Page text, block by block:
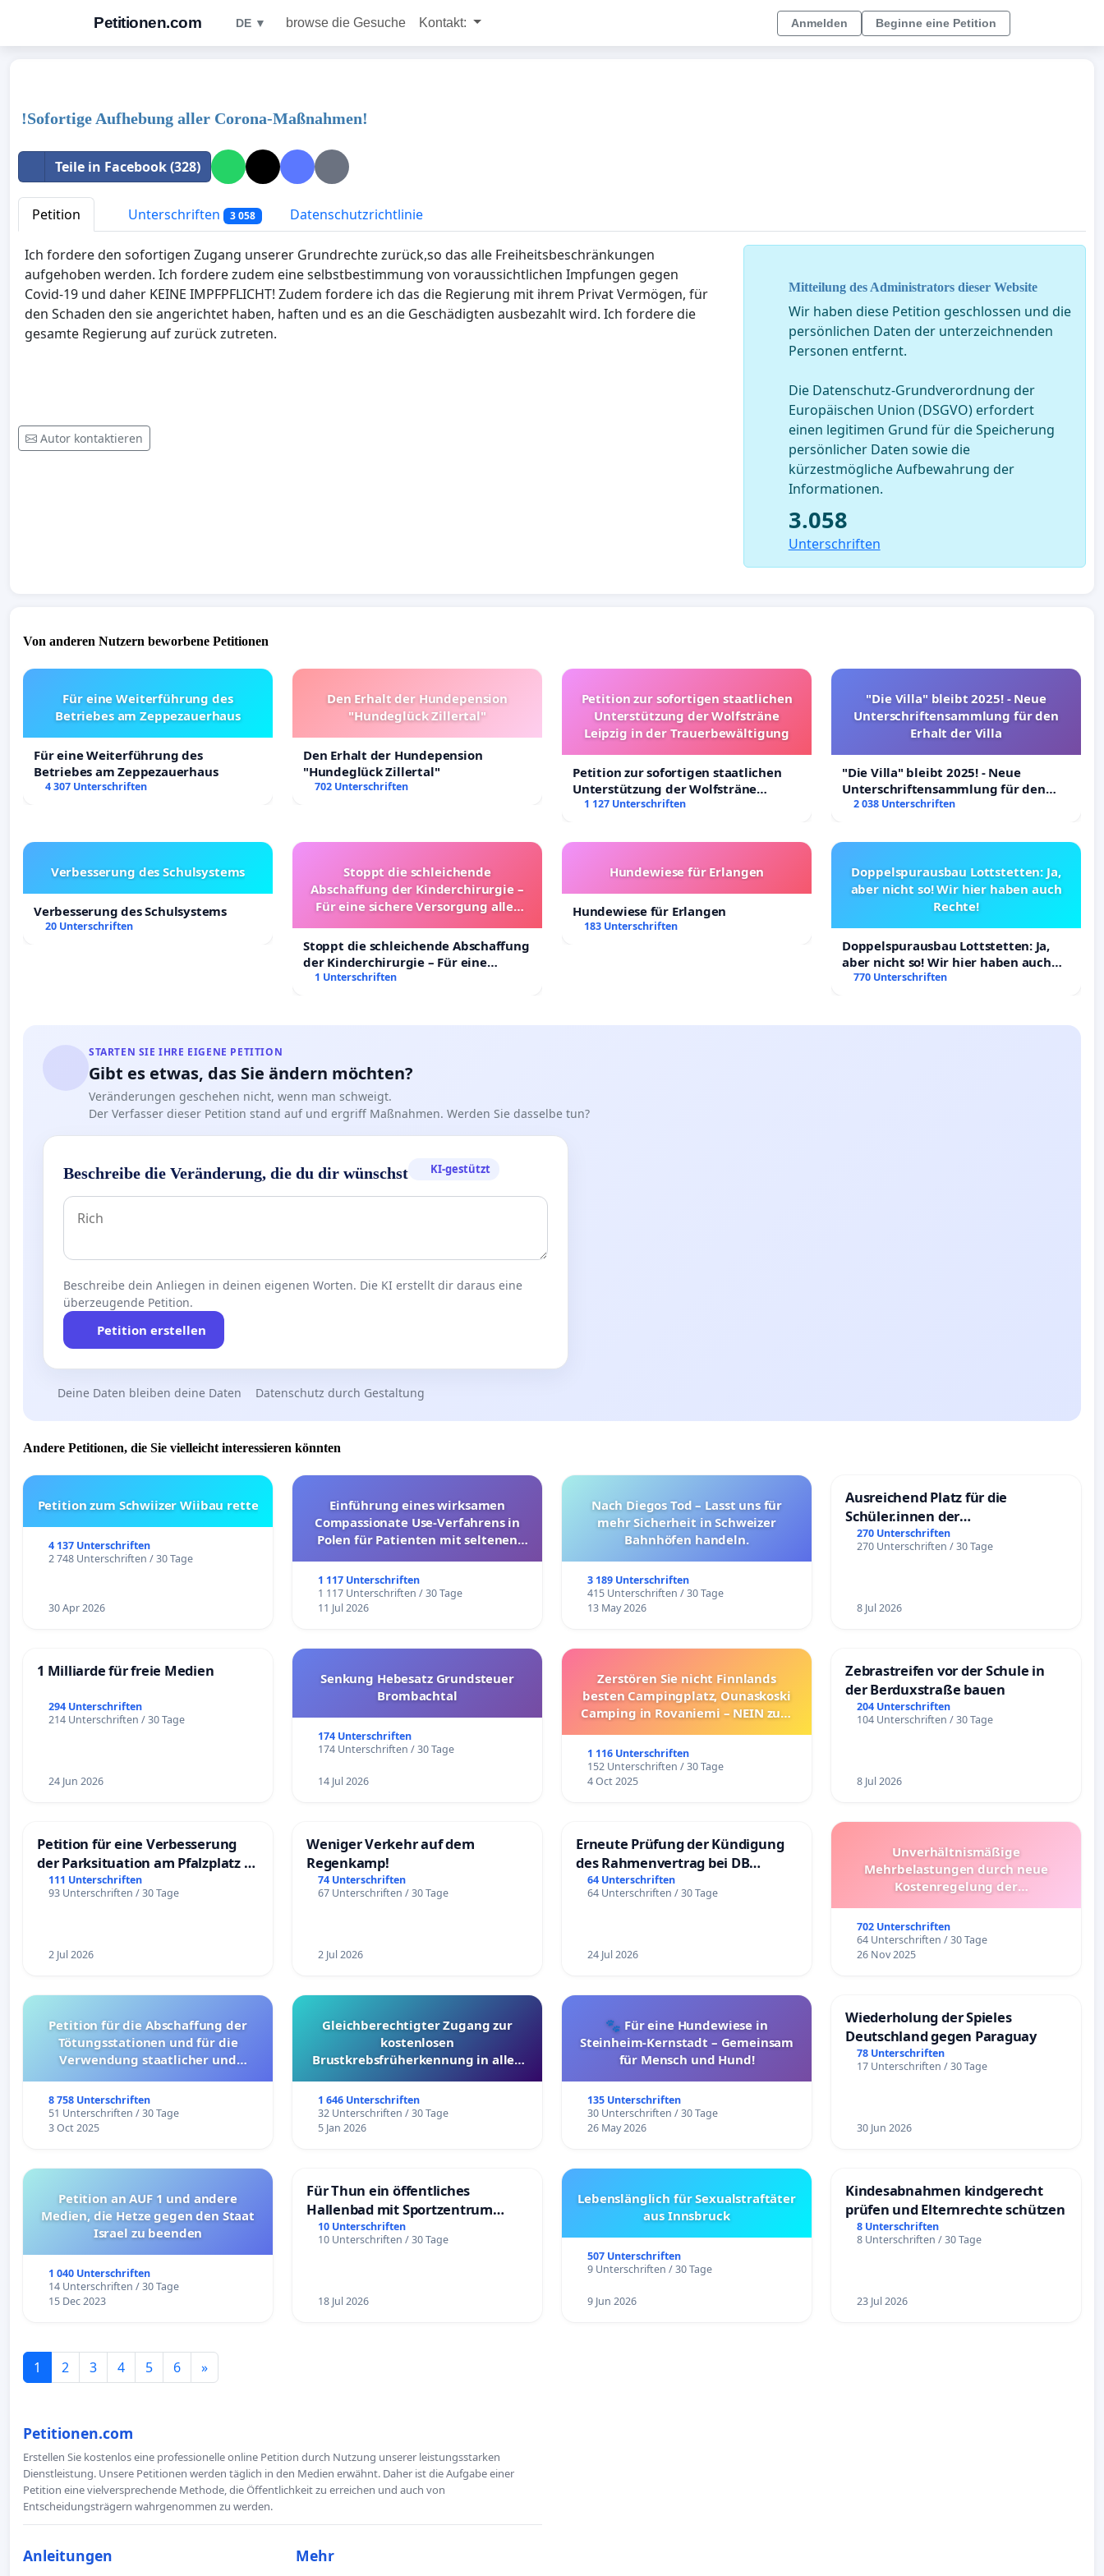
Petitionen.com DE ▼ browse die Gesuche Kontakt: Anmelden Beginne eine Petition
!Sofortige Aufhebung aller Corona-Maßnahmen!
Teile in Facebook (328)
Petition Unterschriften 3 058 Datenschutzrichtlinie
Ich fordere den sofortigen Zugang unserer Grundrechte zurück,so das alle Freiheitsbeschränkungen
aufgehoben werden. Ich fordere zudem eine selbstbestimmung von voraussichtlichen Impfungen gegen
Covid-19 und daher KEINE IMPFPFLICHT! Zudem fordere ich das die Regierung mit ihrem Privat Vermögen, für
den Schaden den sie angerichtet haben, haften und es an die Geschädigten ausbezahlt wird. Ich fordere die
gesamte Regierung auf zurück zutreten.
Autor kontaktieren
Mitteilung des Administrators dieser Website
Wir haben diese Petition geschlossen und die
persönlichen Daten der unterzeichnenden
Personen entfernt.
Die Datenschutz-Grundverordnung der
Europäischen Union (DSGVO) erfordert
einen legitimen Grund für die Speicherung
persönlicher Daten sowie die
kürzestmögliche Aufbewahrung der
Informationen.
3.058
Unterschriften
Von anderen Nutzern beworbene Petitionen
Für eine Weiterführung des
Betriebes am Zeppezauerhaus
Für eine Weiterführung des
Betriebes am Zeppezauerhaus
4 307 Unterschriften
Den Erhalt der Hundepension
"Hundeglück Zillertal"
Den Erhalt der Hundepension
"Hundeglück Zillertal"
702 Unterschriften
Petition zur sofortigen staatlichen
Unterstützung der Wolfsträne
Leipzig in der Trauerbewältigung
Petition zur sofortigen staatlichen
Unterstützung der Wolfsträne
Leipzig in der Trauerbewältigung
1 127 Unterschriften
"Die Villa" bleibt 2025! - Neue
Unterschriftensammlung für den
Erhalt der Villa
"Die Villa" bleibt 2025! - Neue
Unterschriftensammlung für den
Erhalt der Villa
2 038 Unterschriften
Verbesserung des Schulsystems
Verbesserung des Schulsystems
20 Unterschriften
Stoppt die schleichende
Abschaffung der Kinderchirurgie –
Für eine sichere Versorgung aller
Stoppt die schleichende Abschaffung
der Kinderchirurgie – Für eine
sichere Versorgung aller Kinder in
1 Unterschriften
Hundewiese für Erlangen
Hundewiese für Erlangen
183 Unterschriften
Doppelspurausbau Lottstetten: Ja,
aber nicht so! Wir hier haben auch
Rechte!
Doppelspurausbau Lottstetten: Ja,
aber nicht so! Wir hier haben auch
Rechte!
770 Unterschriften
STARTEN SIE IHRE EIGENE PETITION
Gibt es etwas, das Sie ändern möchten?
Veränderungen geschehen nicht, wenn man schweigt.
Der Verfasser dieser Petition stand auf und ergriff Maßnahmen. Werden Sie dasselbe tun?
Beschreibe die Veränderung, die du dir wünschst KI-gestützt
Beschreibe dein Anliegen in deinen eigenen Worten. Die KI erstellt dir daraus eine
überzeugende Petition.
Petition erstellen
Deine Daten bleiben deine Daten Datenschutz durch Gestaltung
Andere Petitionen, die Sie vielleicht interessieren könnten
Petition zum Schwiizer Wiibau rette
4 137 Unterschriften
2 748 Unterschriften / 30 Tage
30 Apr 2026
Einführung eines wirksamen
Compassionate Use-Verfahrens in
Polen für Patienten mit seltenen
1 117 Unterschriften
1 117 Unterschriften / 30 Tage
11 Jul 2026
Nach Diegos Tod – Lasst uns für
mehr Sicherheit in Schweizer
Bahnhöfen handeln.
3 189 Unterschriften
415 Unterschriften / 30 Tage
13 May 2026
Ausreichend Platz für die
Schüler.innen der
Schönbergschule
270 Unterschriften
270 Unterschriften / 30 Tage
8 Jul 2026
1 Milliarde für freie Medien
294 Unterschriften
214 Unterschriften / 30 Tage
24 Jun 2026
Senkung Hebesatz Grundsteuer
Brombachtal
174 Unterschriften
174 Unterschriften / 30 Tage
14 Jul 2026
Zerstören Sie nicht Finnlands
besten Campingplatz, Ounaskoski
Camping in Rovaniemi – NEIN zum
1 116 Unterschriften
152 Unterschriften / 30 Tage
4 Oct 2025
Zebrastreifen vor der Schule in
der Berduxstraße bauen
204 Unterschriften
104 Unterschriften / 30 Tage
8 Jul 2026
Petition für eine Verbesserung
der Parksituation am Pfalzplatz in
Mannheim
111 Unterschriften
93 Unterschriften / 30 Tage
2 Jul 2026
Weniger Verkehr auf dem
Regenkamp!
74 Unterschriften
67 Unterschriften / 30 Tage
2 Jul 2026
Erneute Prüfung der Kündigung
des Rahmenvertrag bei DB
Fahrwegdienste Gmbh
64 Unterschriften
64 Unterschriften / 30 Tage
24 Jul 2026
Unverhältnismäßige
Mehrbelastungen durch neue
Kostenregelung der
Überprüfung und Alternativen
702 Unterschriften
64 Unterschriften / 30 Tage
26 Nov 2025
Petition für die Abschaffung der
Tötungsstationen und für die
Verwendung staatlicher und
8 758 Unterschriften
51 Unterschriften / 30 Tage
3 Oct 2025
Gleichberechtigter Zugang zur
kostenlosen
Brustkrebsfrüherkennung in allen
1 646 Unterschriften
32 Unterschriften / 30 Tage
5 Jan 2026
🐾 Für eine Hundewiese in
Steinheim-Kernstadt – Gemeinsam
für Mensch und Hund!
135 Unterschriften
30 Unterschriften / 30 Tage
26 May 2026
Wiederholung der Spieles
Deutschland gegen Paraguay
78 Unterschriften
17 Unterschriften / 30 Tage
30 Jun 2026
Petition an AUF 1 und andere
Medien, die Hetze gegen den Staat
Israel zu beenden
1 040 Unterschriften
14 Unterschriften / 30 Tage
15 Dec 2023
Für Thun ein öffentliches
Hallenbad mit Sportzentrum
schaffen
10 Unterschriften
10 Unterschriften / 30 Tage
18 Jul 2026
Lebenslänglich für Sexualstraftäter
aus Innsbruck
507 Unterschriften
9 Unterschriften / 30 Tage
9 Jun 2026
Kindesabnahmen kindgerecht
prüfen und Elternrechte schützen
8 Unterschriften
8 Unterschriften / 30 Tage
23 Jul 2026
1 2 3 4 5 6 »
Petitionen.com
Erstellen Sie kostenlos eine professionelle online Petition durch Nutzung unserer leistungsstarken
Dienstleistung. Unsere Petitionen werden täglich in den Medien erwähnt. Daher ist die Aufgabe einer
Petition eine vielversprechende Methode, die Öffentlichkeit zu erreichen und auch von
Entscheidungsträgern wahrgenommen zu werden.
Anleitungen Mehr